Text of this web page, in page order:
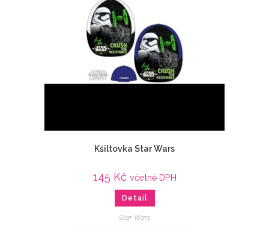
Kšiltovka Star Wars
145 Kč včetně DPH
Detail
Star Wars